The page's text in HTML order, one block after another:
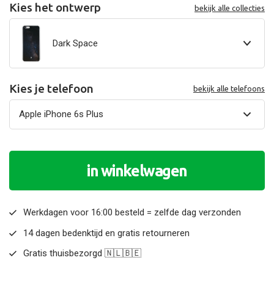
Kies het ontwerp bekijk alle collecties
Dark Space
Kies je telefoon bekijk alle telefoons
in winkelwagen
Werkdagen voor 16:00 besteld = zelfde dag verzonden
14 dagen bedenktijd en gratis retourneren
Gratis thuisbezorgd 🇳🇱🇧🇪